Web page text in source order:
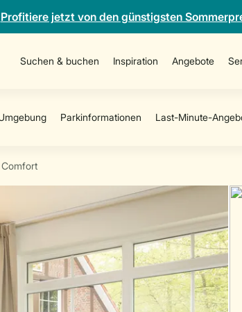
Profitiere jetzt von den günstigsten
Suchen & buchen Inspiration Angebote
Comfort